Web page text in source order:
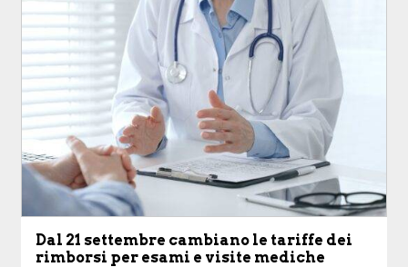
Dal 21 settembre cambiano le tariffe dei
rimborsi per esami e visite mediche